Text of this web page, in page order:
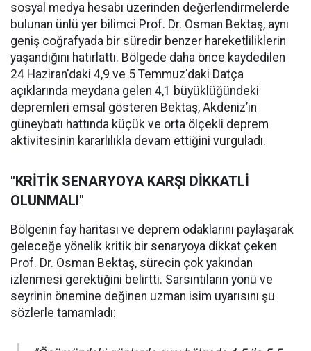
sosyal medya hesabı üzerinden değerlendirmelerde
bulunan ünlü yer bilimci Prof. Dr. Osman Bektaş, aynı
geniş coğrafyada bir süredir benzer hareketliliklerin
yaşandığını hatırlattı. Bölgede daha önce kaydedilen
24 Haziran'daki 4,9 ve 5 Temmuz'daki Datça
açıklarında meydana gelen 4,1 büyüklüğündeki
depremleri emsal gösteren Bektaş, Akdeniz’in
güneybatı hattında küçük ve orta ölçekli deprem
aktivitesinin kararlılıkla devam ettiğini vurguladı.
"KRİTİK SENARYOYA KARŞI DİKKATLİ
OLUNMALI"
Bölgenin fay haritası ve deprem odaklarını paylaşarak
geleceğe yönelik kritik bir senaryoya dikkat çeken
Prof. Dr. Osman Bektaş, sürecin çok yakından
izlenmesi gerektiğini belirtti. Sarsıntıların yönü ve
seyrinin önemine değinen uzman isim uyarısını şu
sözlerle tamamladı: